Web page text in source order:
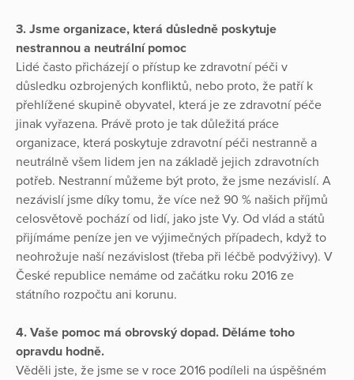
3. Jsme organizace, která důsledně poskytuje
nestrannou a neutrální pomoc
Lidé často přicházejí o přístup ke zdravotní péči v
důsledku ozbrojených konfliktů, nebo proto, že patří k
přehlížené skupině obyvatel, která je ze zdravotní péče
jinak vyřazena. Právě proto je tak důležitá práce
organizace, která poskytuje zdravotní péči nestranně a
neutrálně všem lidem jen na základě jejich zdravotních
potřeb. Nestranní můžeme být proto, že jsme nezávislí. A
nezávislí jsme díky tomu, že více než 90 % našich příjmů
celosvětově pochází od lidí, jako jste Vy. Od vlád a států
přijímáme peníze jen ve výjimečných případech, když to
neohrožuje naší nezávislost (třeba při léčbě podvýživy). V
České republice nemáme od začátku roku 2016 ze
státního rozpočtu ani korunu.
4. Vaše pomoc má obrovský dopad. Děláme toho
opravdu hodně.
Věděli jste, že jsme se v roce 2016 podíleli na úspěšném